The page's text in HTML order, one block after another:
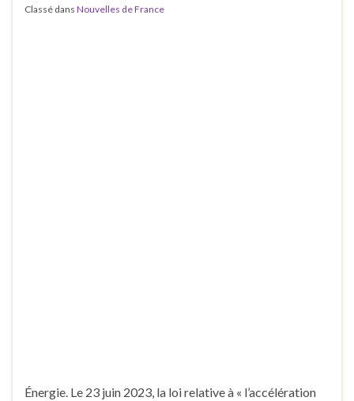
Classé dans Nouvelles de France
Énergie. Le 23 juin 2023, la loi relative à « l’accélération